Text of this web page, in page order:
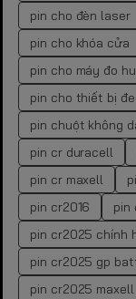
pin cho đèn laser
pin cho khóa cửa
pin cho máy đo
pin cho thiết bị
pin chuột không
pin cr duracell
pin cr maxell
pin cr2016
pin
pin cr2025 chính
pin cr2025 gp
pin cr2025 maxell